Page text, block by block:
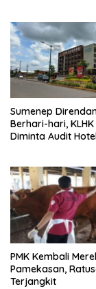
Sumenep
Berhari-hari,
Diminta Audit
PMK Kembali
Pamekasan,
Terjangkit